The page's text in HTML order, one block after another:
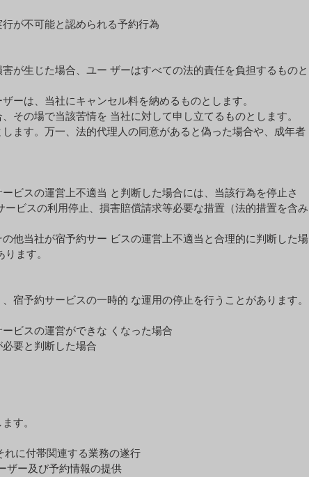
不可能と認められる予約⾏為
が⽣じた場合、ユー ザーはすべての法的責任を負担するものと
ーは、当社にキャンセル料を納めるものとします。
その場で当該苦情を 当社に対して申し⽴てるものとします。
ます。万⼀、法的代理⼈の同意があると偽った場合や、成年者
反）
ビスの運営上不適当 と判断した場合には、当該⾏為を停⽌さ
ビスの利⽤停⽌、損害賠償請求等必要な措置（法的措置を含み
他当社が宿予約サー ビスの運営上不適当と合理的に判断した場
ます。
停⽌）
宿予約サービスの⼀時的 な運⽤の停⽌を⾏うことがあります。
ビスの運営ができな くなった場合
要と判断した場合
す。
れに付帯関連する業務の遂行
ザー及び予約情報の提供